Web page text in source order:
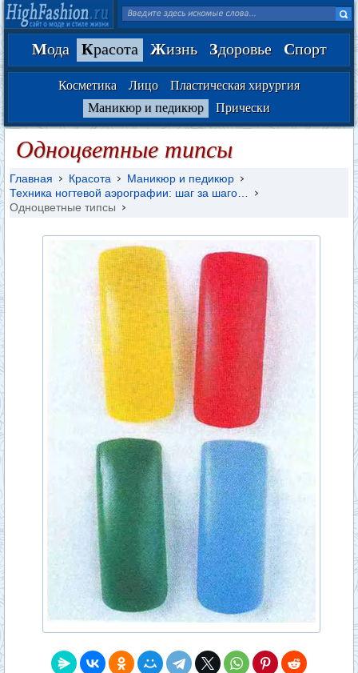
Мода Красота Жизнь Здоровье Спорт
Косметика Лицо
Пластическая хирургия
Маникюр и педикюр
Прически
Одноцветные типсы
Главная Красота
Маникюр и педикюр
Техника ногтевой аэрографии: шаг за шаго…
Одноцветные типсы